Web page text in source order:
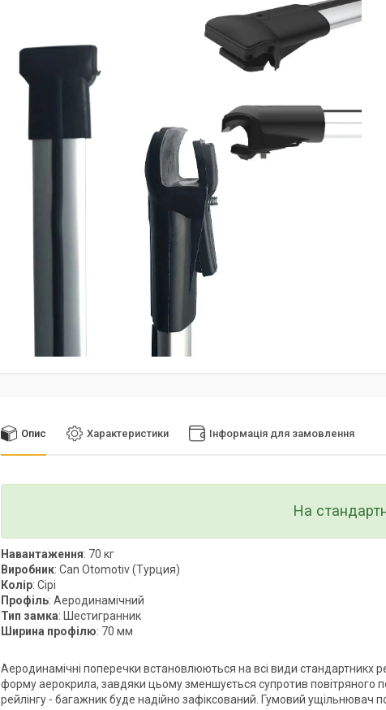
Опис Характеристики Інформація для замовлення
На
Навантаження: 70 кг
Виробник: Can Otomotiv (Турция)
Колір: Сірі
Профіль: Аеродинамічний
Тип замка: Шестигранник
Ширина профілю: 70 мм
Аеродинамічні поперечки встановлюються на всі види стандартникх
форму аерокрила, завдяки цьому зменшується супротив повітряного
рейлінгу - багажник буде надійно зафіксований. Гумовий